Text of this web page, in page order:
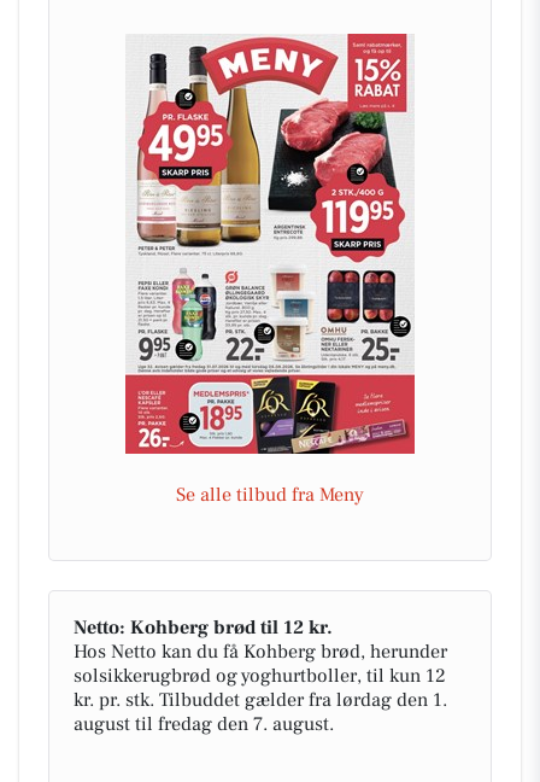
Se alle tilbud fra Meny
Netto: Kohberg brød til 12 kr.
Hos Netto kan du få Kohberg brød, herunder
solsikkerugbrød og yoghurtboller, til kun 12
kr. pr. stk. Tilbuddet gælder fra lørdag den 1.
august til fredag den 7. august.